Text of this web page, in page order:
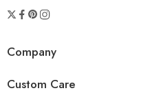
Company
Custom Care